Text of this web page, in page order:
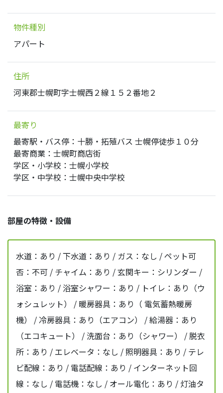
物件種別
アパート
住所
河東郡士幌町字士幌西２線１５２番地２
最寄り
最寄駅・バス停：十勝・拓殖バス 士幌停徒歩１０分
最寄商業：士幌町商店街
学区・小学校：士幌小学校
学区・中学校：士幌中央中学校
部屋の特徴・設備
水道：あり / 下水道：あり / ガス：なし / ペット可
否：不可 / チャイム：あり / 玄関キー：シリンダー /
浴室：あり / 浴室シャワー：あり / トイレ：あり（ウ
ォシュレット） / 暖房器具：あり（ 電気蓄熱暖房
機） / 冷房器具：あり（エアコン） / 給湯器：あり
（エコキュート） / 洗面台：あり（シャワー） / 脱衣
所：あり / エレベータ：なし / 照明器具：あり / テレ
ビ配線：あり / 電話配線：あり / インターネット回
線：なし / 電話機：なし / オール電化：あり / 灯油タ